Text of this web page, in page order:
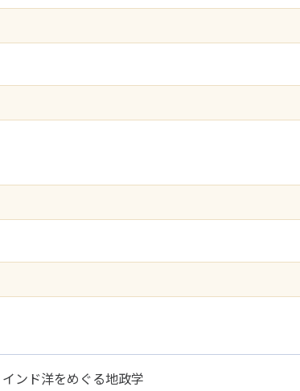
ンド洋をめぐる地政学